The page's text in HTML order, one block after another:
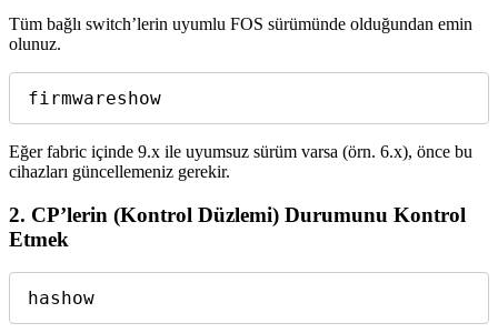
Tüm bağlı switch’lerin uyumlu FOS sürümünde olduğundan emin
olunuz.
firmwareshow
Eğer fabric içinde 9.x ile uyumsuz sürüm varsa (örn. 6.x), önce bu
cihazları güncellemeniz gerekir.
2. CP’lerin (Kontrol Düzlemi) Durumunu Kontrol
Etmek